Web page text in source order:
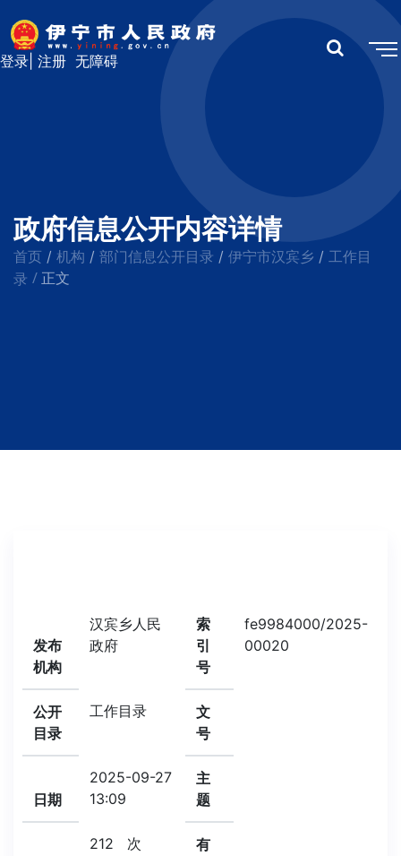
无障碍
登录 注册
政府信息公开内容详情
首页 / 机构 / 部门信息公开目录 / 伊宁市汉宾乡 / 工作目
录 / 正文
发布
机构
汉宾乡人民
政府
索
引
号
fe9984000/2025-
00020
公开
目录
工作目录
文
号
日期
2025-09-27
13:09
主
题
212 次
有